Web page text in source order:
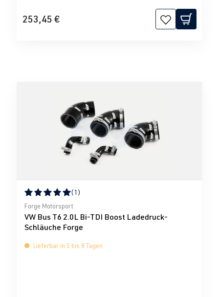
253,45 €
Durchschnittliche Bewertung von 5 von 5 Sternen
(1)
Forge Motorsport
VW Bus T6 2.0L Bi-TDI Boost Ladedruck-
Schläuche Forge
Lieferbar in 5 bis 8 Tagen